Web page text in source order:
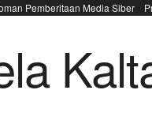
Pemberitaan Media Siber